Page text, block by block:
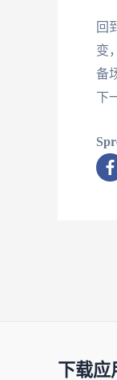
回
变
备
下
下载应